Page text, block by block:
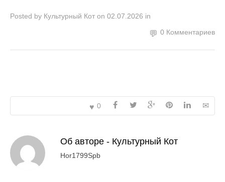
Posted by Культурный Кот on 02.07.2026 in
0 Комментариев
0
Об авторе - Культурный Кот
Hor1799Spb